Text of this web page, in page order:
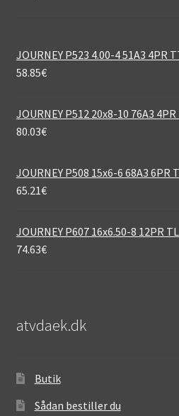
JOURNEY P523 4.00-4 51A3 4PR
58.85€
JOURNEY P512 20x8-10 76A3
80.03€
JOURNEY P508 15x6-6 68A3 6PR
65.21€
JOURNEY P607 16x6.50-8 12PR
74.63€
atvdaek.dk
Butik
Sådan bestiller du